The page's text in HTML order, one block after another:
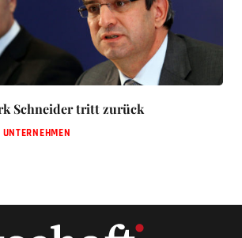
Schneider tritt zurück
UNTERNEHMEN